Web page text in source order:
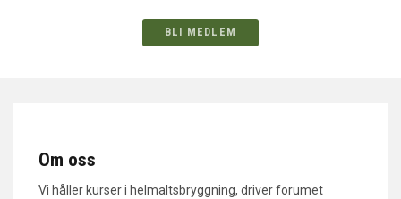
BLI MEDLEM
Om oss
Vi håller kurser i helmaltsbryggning, driver forumet